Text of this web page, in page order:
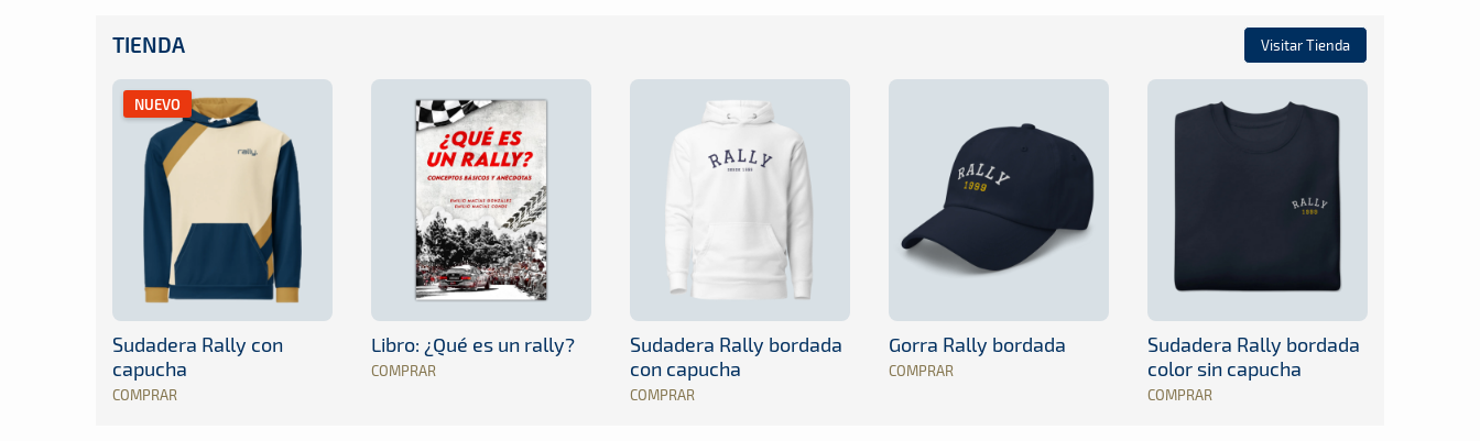
TIENDA Visitar Tienda
NUEVO
Sudadera Rally con
capucha
COMPRAR
Libro: ¿Qué es un rally?
COMPRAR
Sudadera Rally bordada
con capucha
COMPRAR
Gorra Rally bordada
COMPRAR
Sudadera Rally bordada
color sin capucha
COMPRAR